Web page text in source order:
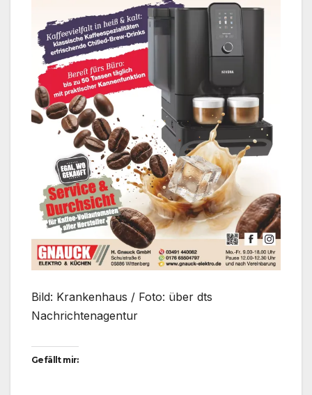
Bild: Krankenhaus / Foto: über dts
Nachrichtenagentur
Gefällt mir: